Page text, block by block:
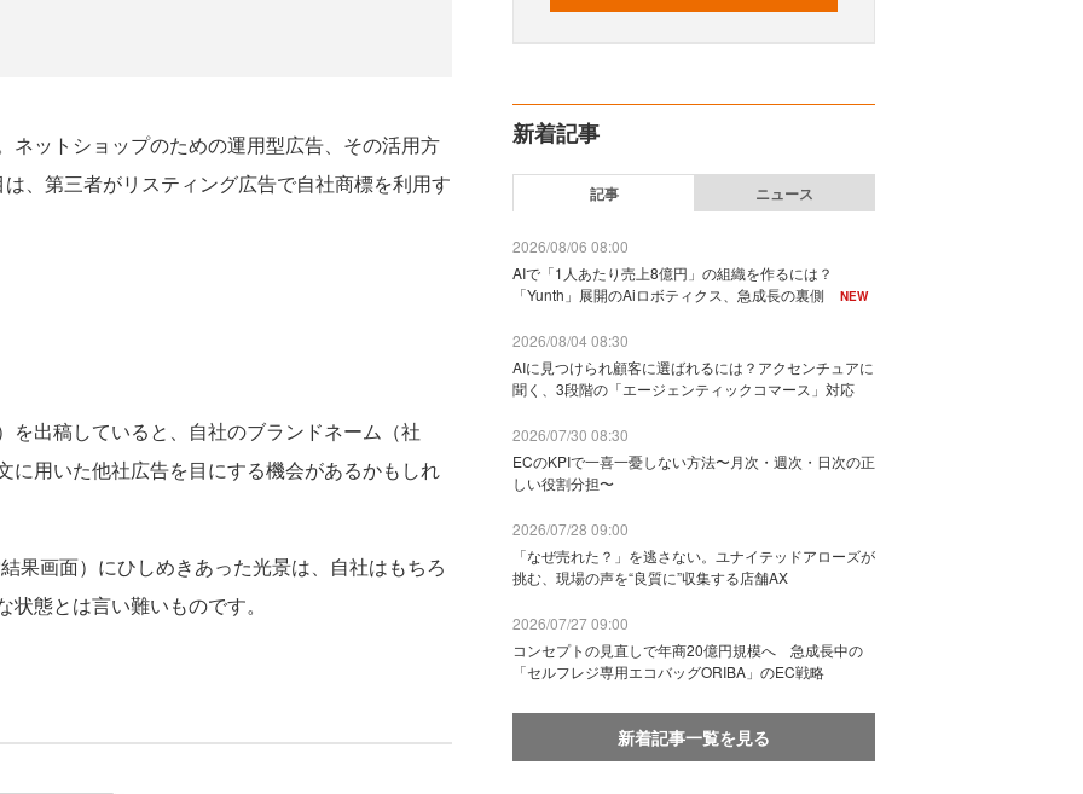
ットショップのための運用型広告、その活用方
、第三者がリスティング広告で自社商標を利用す
出稿していると、自社のブランドネーム（社
に用いた他社広告を目にする機会があるかもしれ
画面）にひしめきあった光景は、自社はもちろ
態とは言い難いものです。
新着記事
記事 ニュース
2026/08/06 08:00
AIで「1人あたり売上8億円」の組織を作るには？
「Yunth」展開のAiロボティクス、急成長の裏側
NEW
2026/08/04 08:30
AIに見つけられ顧客に選ばれるには？アクセンチュアに
聞く、3段階の「エージェンティックコマース」対応
2026/07/30 08:30
ECのKPIで一喜一憂しない方法〜月次・週次・日次の正
しい役割分担〜
2026/07/28 09:00
「なぜ売れた？」を逃さない。ユナイテッドアローズが
挑む、現場の声を“良質に”収集する店舗AX
2026/07/27 09:00
コンセプトの見直しで年商20億円規模へ 急成長中の
「セルフレジ専用エコバッグORIBA」のEC戦略
新着記事一覧を見る